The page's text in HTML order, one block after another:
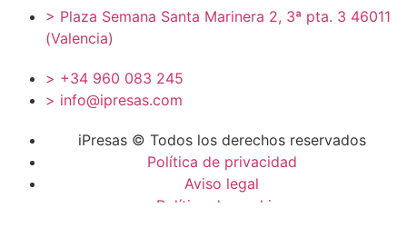
> Plaza Semana Santa Marinera 2, 3ª pta. 3 46011
(Valencia)
> +34 960 083 245
> info@ipresas.com
iPresas © Todos los derechos reservados
Política de privacidad
Aviso legal
Política de cookies